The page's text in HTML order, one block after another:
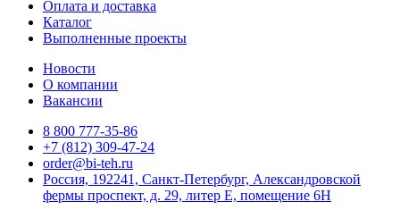
Оплата и доставка
Каталог
Выполненные проекты
Новости
О компании
Вакансии
8 800 777-35-86
+7 (812) 309-47-24
order@bi-teh.ru
Россия, 192241, Санкт-Петербург, Александровской
фермы проспект, д. 29, литер Е, помещение 6Н